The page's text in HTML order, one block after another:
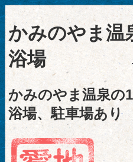
かみのやま温
浴場
かみのやま温泉の
浴場、駐車場あり